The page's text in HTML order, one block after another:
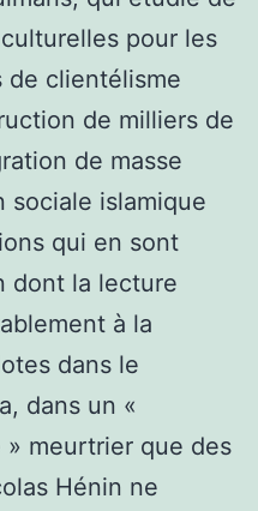
pour les
de clientélisme
de milliers de
de masse
sociale islamique
qui en sont
dont la lecture
à la
dans le
dans un «
meurtrier que des
Hénin ne